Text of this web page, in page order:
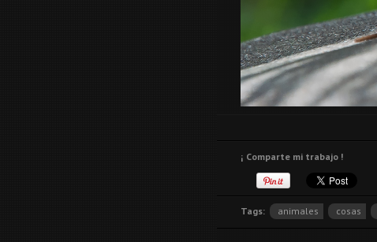
¡ Comparte mi trabajo !
Tags: animales cosas